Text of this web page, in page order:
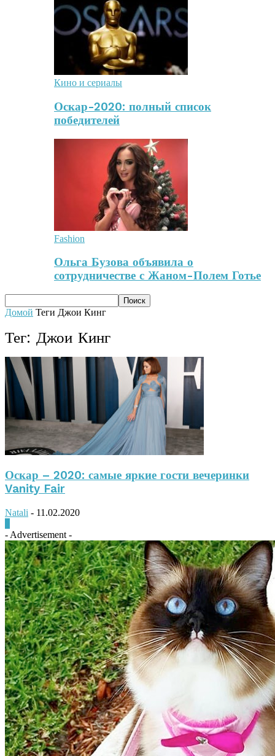
Кино и сериалы
Оскар-2020: полный список
победителей
Fashion
Ольга Бузова объявила о
сотрудничестве с Жаном-Полем Готье
Домой Теги Джои Кинг
Тег: Джои Кинг
Оскар – 2020: самые яркие гости вечеринки
Vanity Fair
Natali - 11.02.2020
- Advertisement -